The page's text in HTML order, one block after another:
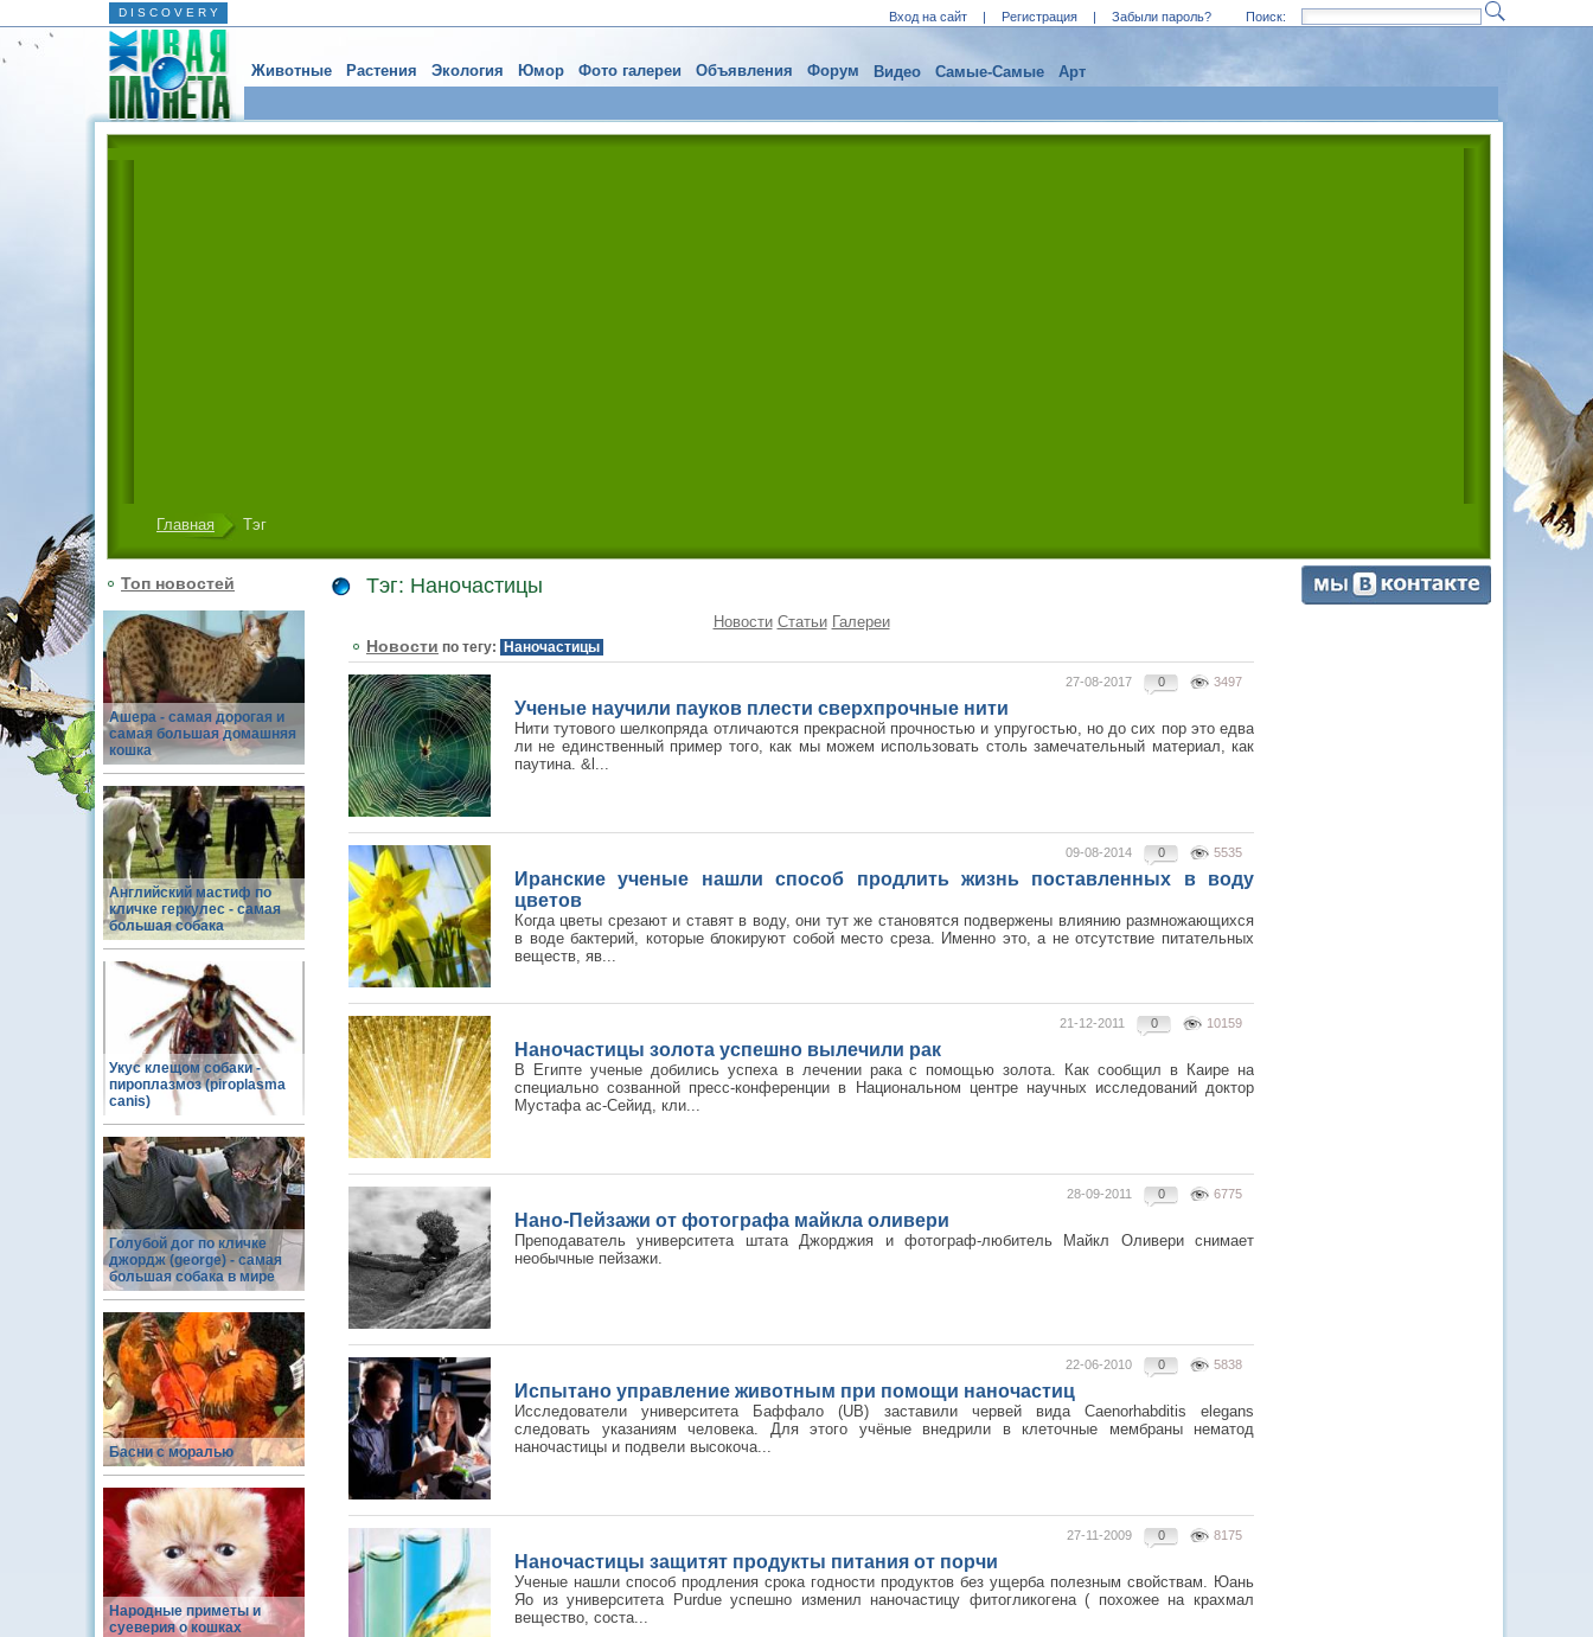
D I S C O V E R Y Вход на сайт | Регистрация | Забыли пароль? Поиск:
Животные Растения Экология Юмор Фото галереи Объявления Форум Видео Самые-Самые Арт
Главная Тэг
Топ новостей
Ашера - самая дорогая и
самая большая домашняя
кошка
Английский мастиф по
кличке геркулес - самая
большая собака
Укус клещом собаки -
пироплазмоз (piroplasma
canis)
Голубой дог по кличке
джордж (george) - самая
большая собака в мире
Басни с моралью
Народные приметы и
суеверия о кошках
Тэг: Наночастицы
Новости Статьи Галереи
Новости по тегу: Наночастицы
3497
0
27-08-2017
Ученые научили пауков плести сверхпрочные нити
Нити тутового шелкопряда отличаются прекрасной прочностью и упругостью, но до сих пор это едва
ли не единственный пример того, как мы можем использовать столь замечательный материал, как
паутина. &l...
5535
0
09-08-2014
Иранские ученые нашли способ продлить жизнь поставленных в воду
цветов
Когда цветы срезают и ставят в воду, они тут же становятся подвержены влиянию размножающихся
в воде бактерий, которые блокируют собой место среза. Именно это, а не отсутствие питательных
веществ, яв...
10159
0
21-12-2011
Наночастицы золота успешно вылечили рак
В Египте ученые добились успеха в лечении рака с помощью золота. Как сообщил в Каире на
специально созванной пресс-конференции в Национальном центре научных исследований доктор
Мустафа ас-Сейид, кли...
6775
0
28-09-2011
Нано-Пейзажи от фотографа майкла оливери
Преподаватель университета штата Джорджия и фотограф-любитель Майкл Оливери снимает
необычные пейзажи.
5838
0
22-06-2010
Испытано управление животным при помощи наночастиц
Исследователи университета Баффало (UB) заставили червей вида Caenorhabditis elegans
следовать указаниям человека. Для этого учёные внедрили в клеточные мембраны нематод
наночастицы и подвели высокоча...
8175
0
27-11-2009
Наночастицы защитят продукты питания от порчи
Ученые нашли способ продления срока годности продуктов без ущерба полезным свойствам. Юань
Яо из университета Purdue успешно изменил наночастицу фитогликогена ( похожее на крахмал
вещество, соста...